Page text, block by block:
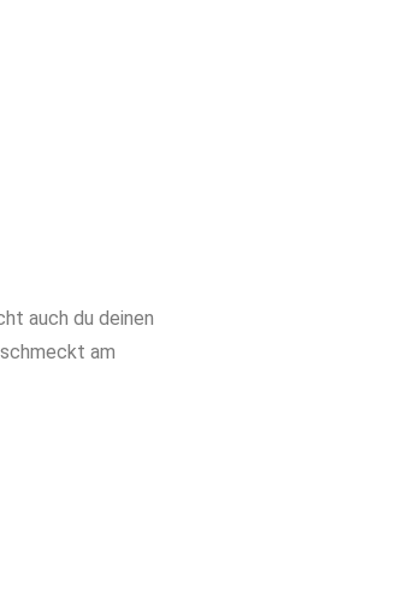
auch du deinen
am